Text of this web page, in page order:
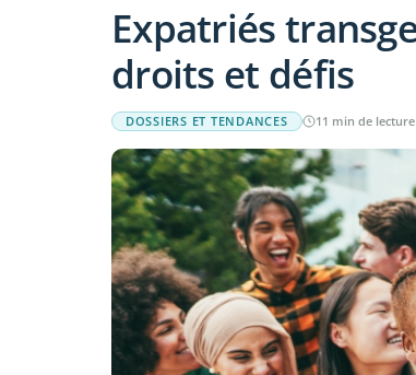
Expatriés
droits et défis
DOSSIERS ET TENDANCES 11 min de lecture